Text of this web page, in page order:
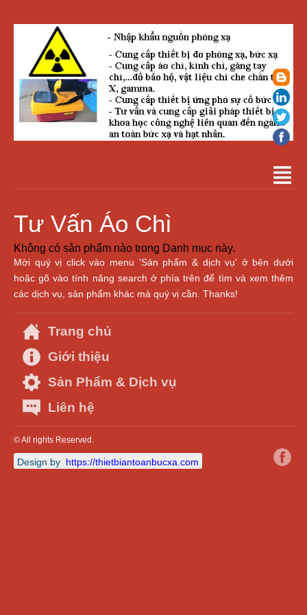
Tư Vấn Áo Chì
Không có sản phẩm nào trong Danh mục này.
Mời quý vị click vào menu 'Sản phẩm & dịch vụ' ở bên dưới
hoặc gõ vào tính năng search ở phía trên để tìm và xem thêm
các dịch vụ, sản phẩm khác mà quý vị cần. Thanks!
Trang chủ
Giới thiệu
Sản Phẩm & Dịch vụ
Liên hệ
© All rights Reserved.
Design by https://thietbiantoanbucxa.com